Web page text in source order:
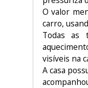
O valor
carro,
Todas as
visíveis na
A casa